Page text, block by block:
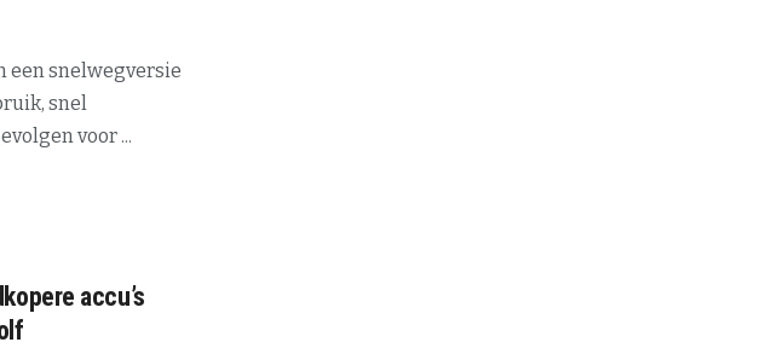
een snelwegversie
snel
voor ...
accu’s